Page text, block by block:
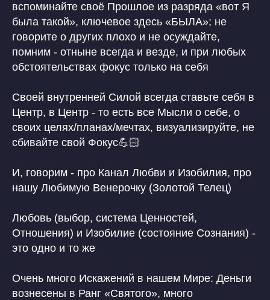
вспоминайте своё Прошлое из разряда «вот Я
была такой», ключевое здесь «БЫЛА»; не
говорите о других плохо и не осуждайте,
помним - отныне всегда и везде, и при любых
обстоятельствах фокус только на себя
Своей внутренней Силой всегда ставьте себя в
Центр, в Центр - то есть все Мысли о себе, о
своих целях/планах/мечтах, визуализируйте, не
сбивайте свой Фокус💪🏻
И, говорим - про Канал Любви и Изобилия, про
нашу Любимую Венерочку (Золотой Телец)
Любовь (выбор, система Ценностей,
Отношения) и Изобилие (состояние Сознания) -
это одно и то же
Очень много Искажений в нашем Мире: Деньги
вознесены в Ранг «Святого», много